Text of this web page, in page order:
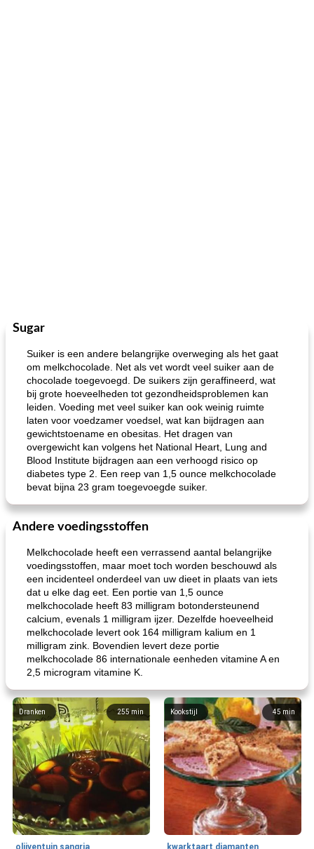
Sugar
Suiker is een andere belangrijke overweging als het gaat
om melkchocolade. Net als vet wordt veel suiker aan de
chocolade toegevoegd. De suikers zijn geraffineerd, wat
bij grote hoeveelheden tot gezondheidsproblemen kan
leiden. Voeding met veel suiker kan ook weinig ruimte
laten voor voedzamer voedsel, wat kan bijdragen aan
gewichtstoename en obesitas. Het dragen van
overgewicht kan volgens het National Heart, Lung and
Blood Institute bijdragen aan een verhoogd risico op
diabetes type 2. Een reep van 1,5 ounce melkchocolade
bevat bijna 23 gram toegevoegde suiker.
Andere voedingsstoffen
Melkchocolade heeft een verrassend aantal belangrijke
voedingsstoffen, maar moet toch worden beschouwd als
een incidenteel onderdeel van uw dieet in plaats van iets
dat u elke dag eet. Een portie van 1,5 ounce
melkchocolade heeft 83 milligram botondersteunend
calcium, evenals 1 milligram ijzer. Dezelfde hoeveelheid
melkchocolade levert ook 164 milligram kalium en 1
milligram zink. Bovendien levert deze portie
melkchocolade 86 internationale eenheden vitamine A en
2,5 microgram vitamine K.
255min
Dranken
olijventuin sangria
45 min
Kookstijl
kwarktaart diamanten